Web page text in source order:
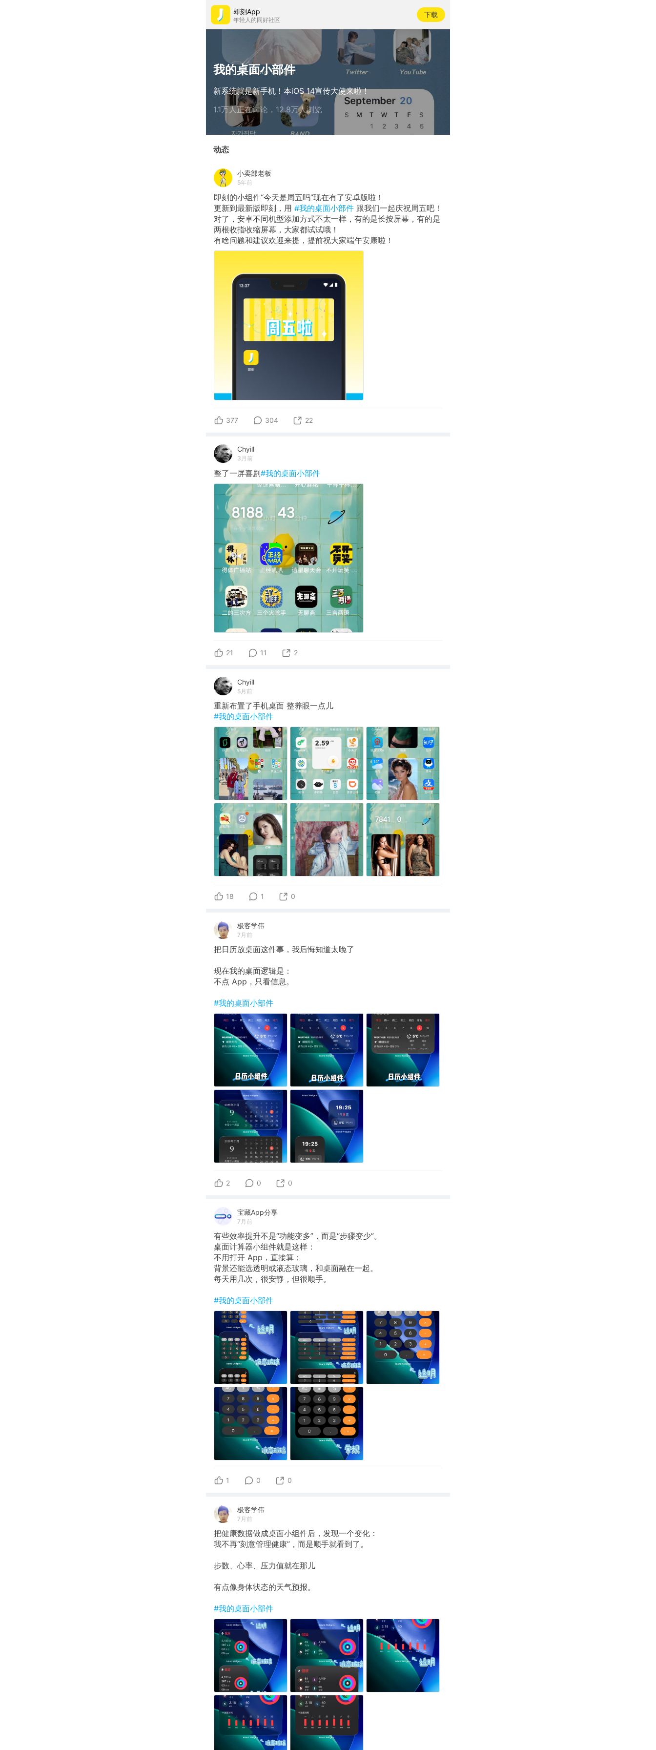
即刻App
年轻人的同好社区
下载
我的桌面小部件
新系统就是新手机！本iOS 14宣传大使来啦！
1.1万人正在讨论，12.8万人浏览
动态
小卖部老板
5年前
即刻的小组件“今天是周五吗”现在有了安卓版啦！
更新到最新版即刻，用 #我的桌面小部件 跟我们一起庆祝周五吧！
对了，安卓不同机型添加方式不太一样，有的是长按屏幕，有的是
两根收指收缩屏幕，大家都试试哦！
有啥问题和建议欢迎来提，提前祝大家端午安康啦！
377 304 22
Chyill
3月前
整了一屏喜剧#我的桌面小部件
21 11 2
Chyill
5月前
重新布置了手机桌面 整养眼一点儿
#我的桌面小部件
18 1 0
极客学伟
7月前
把日历放桌面这件事，我后悔知道太晚了
现在我的桌面逻辑是：
不点 App，只看信息。
#我的桌面小部件
2 0 0
宝藏App分享
7月前
有些效率提升不是“功能变多”，而是“步骤变少”。
桌面计算器小组件就是这样：
不用打开 App，直接算；
背景还能选透明或液态玻璃，和桌面融在一起。
每天用几次，很安静，但很顺手。
#我的桌面小部件
1 0 0
极客学伟
7月前
把健康数据做成桌面小组件后，发现一个变化：
我不再“刻意管理健康”，而是顺手就看到了。
步数、心率、压力值就在那儿
有点像身体状态的天气预报。
#我的桌面小部件